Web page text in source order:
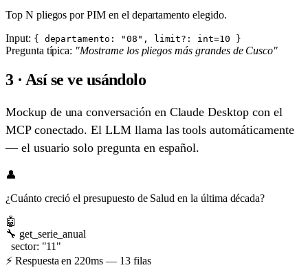
Top N pliegos por PIM en el departamento elegido.
Input: { departamento: "08", limit?: int=10 }
Pregunta típica: "Mostrame los pliegos más grandes de Cusco"
3 · Así se ve usándolo
Mockup de una conversación en Claude Desktop con el
MCP conectado. El LLM llama las tools automáticamente
— el usuario solo pregunta en español.
👤
¿Cuánto creció el presupuesto de Salud en la última década?
🤖
🔧 get_serie_anual
sector: "11"
⚡ Respuesta en 220ms — 13 filas